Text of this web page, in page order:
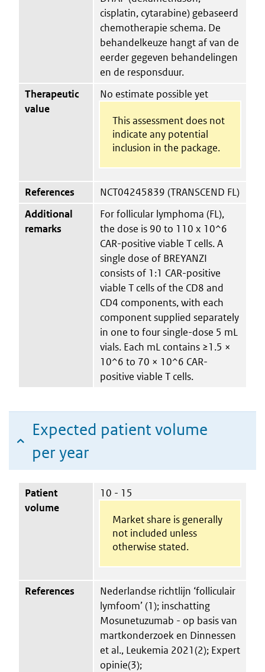
cisplatin, cytarabine) gebaseerd
chemotherapie schema. De
behandelkeuze hangt af van de
eerder gegeven behandelingen
en de responsduur.
Therapeutic
value
No estimate possible yet
This assessment does not
indicate any potential
inclusion in the package.
References
NCT04245839 (TRANSCEND FL)
Additional
remarks
For follicular lymphoma (FL),
the dose is 90 to 110 x 10^6
CAR-positive viable T cells. A
single dose of BREYANZI
consists of 1:1 CAR-positive
viable T cells of the CD8 and
CD4 components, with each
component supplied separately
in one to four single-dose 5 mL
vials. Each mL contains ≥1.5 ×
10^6 to 70 × 10^6 CAR-
positive viable T cells.
Expected patient volume
per year
Patient
volume
10 - 15
Market share is generally
not included unless
otherwise stated.
References
Nederlandse richtlijn ‘folliculair
lymfoom’ (1); inschatting
Mosunetuzumab - op basis van
martkonderzoek en Dinnessen
et al., Leukemia 2021(2); Expert
opinie(3);